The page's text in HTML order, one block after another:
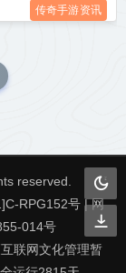
子
传奇手游资讯
reserved.
RPG152号 | 网
014号
联网文化管理暂